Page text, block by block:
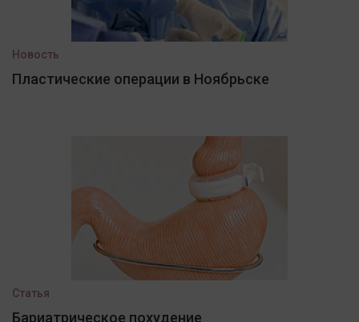
Новость
Пластические операции в Ноябрьске
Статья
Бариатрическое похудение